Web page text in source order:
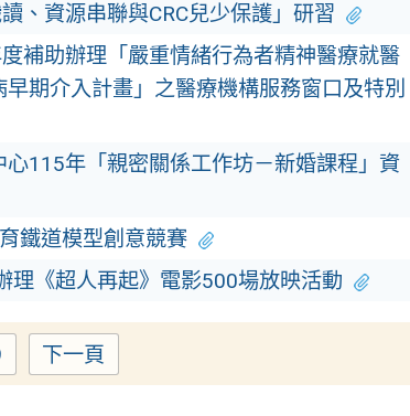
、資源串聯與CRC兒少保護」研習
補助辦理「嚴重情緒行為者精神醫療就醫
期介入計畫」之醫療機構服務窗口及特別
心115年「親密關係工作坊－新婚課程」資
鐵道模型創意競賽
理《超人再起》電影500場放映活動
下一頁